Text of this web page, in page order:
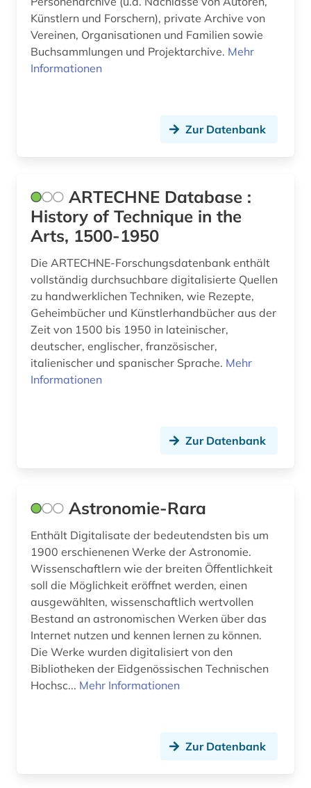
handschriftenkatalog (1)
handschriftenkunde (5)
hausa (1)
herzog (1)
herzogin anna amalia bibliothek (2)
hessen (1)
hessisches staatsarchiv marburg (2)
heyne (1)
hispanistik (1)
historiker (1)
hochschul- und landesbibliothek fulda (1)
holzschnitt (1)
iberoromanistik (1)
illustration (2)
informationskompetenz (1)
informationswesen (3)
informationswissenschaft (4)
informationswissenschaften (1)
Künstlern und Forschern), private Archive von
Vereinen, Organisationen und Familien sowie
Buchsammlungen und Projektarchive. Mehr
Informationen
Zur Datenbank
ARTECHNE Database :
History of Technique in the
Arts, 1500-1950
Die ARTECHNE-Forschungsdatenbank enthält
vollständig durchsuchbare digitalisierte Quellen
zu handwerklichen Techniken, wie Rezepte,
Geheimbücher und Künstlerhandbücher aus der
Zeit von 1500 bis 1950 in lateinischer,
deutscher, englischer, französischer,
italienischer und spanischer Sprache. Mehr
Informationen
Zur Datenbank
Astronomie-Rara
Enthält Digitalisate der bedeutendsten bis um
1900 erschienenen Werke der Astronomie.
Wissenschaftlern wie der breiten Öffentlichkeit
soll die Möglichkeit eröffnet werden, einen
ausgewählten, wissenschaftlich wertvollen
Bestand an astronomischen Werken über das
Internet nutzen und kennen lernen zu können.
Die Werke wurden digitalisiert von den
Bibliotheken der Eidgenössischen Technischen
Hochsc... Mehr Informationen
Zur Datenbank